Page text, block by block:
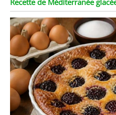
Recette de Méditerranée